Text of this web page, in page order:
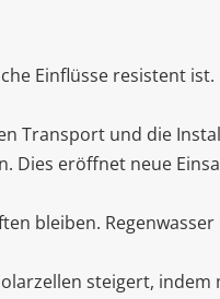
Einflüsse resistent
Transport und die
Dies eröffnet neue
bleiben.
steigert,